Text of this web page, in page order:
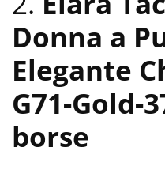
Donna a
Elegante
G71-Gold-
borse